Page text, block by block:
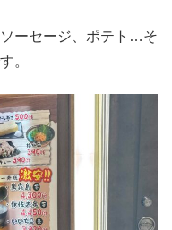
ーセージ、ポテト…そ
。